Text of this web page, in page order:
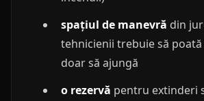
spațiul de manevră din
tehnicienii trebuie să
doar să ajungă
o rezervă pentru extinderi